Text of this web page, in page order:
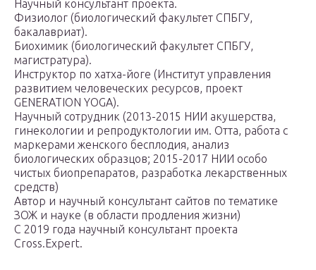
Научный консультант проекта.
Физиолог (биологический факультет СПБГУ,
бакалавриат).
Биохимик (биологический факультет СПБГУ,
магистратура).
Инструктор по хатха-йоге (Институт управления
развитием человеческих ресурсов, проект
GENERATION YOGA).
Научный сотрудник (2013-2015 НИИ акушерства,
гинекологии и репродуктологии им. Отта, работа с
маркерами женского бесплодия, анализ
биологических образцов; 2015-2017 НИИ особо
чистых биопрепаратов, разработка лекарственных
средств)
Автор и научный консультант сайтов по тематике
ЗОЖ и науке (в области продления жизни)
C 2019 года научный консультант проекта
Cross.Expert.